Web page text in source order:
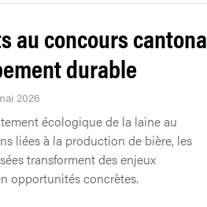
au concours
durable
2026
écologique de la laine au
liées à la production de bière, les
transforment des enjeux
opportunités concrètes.